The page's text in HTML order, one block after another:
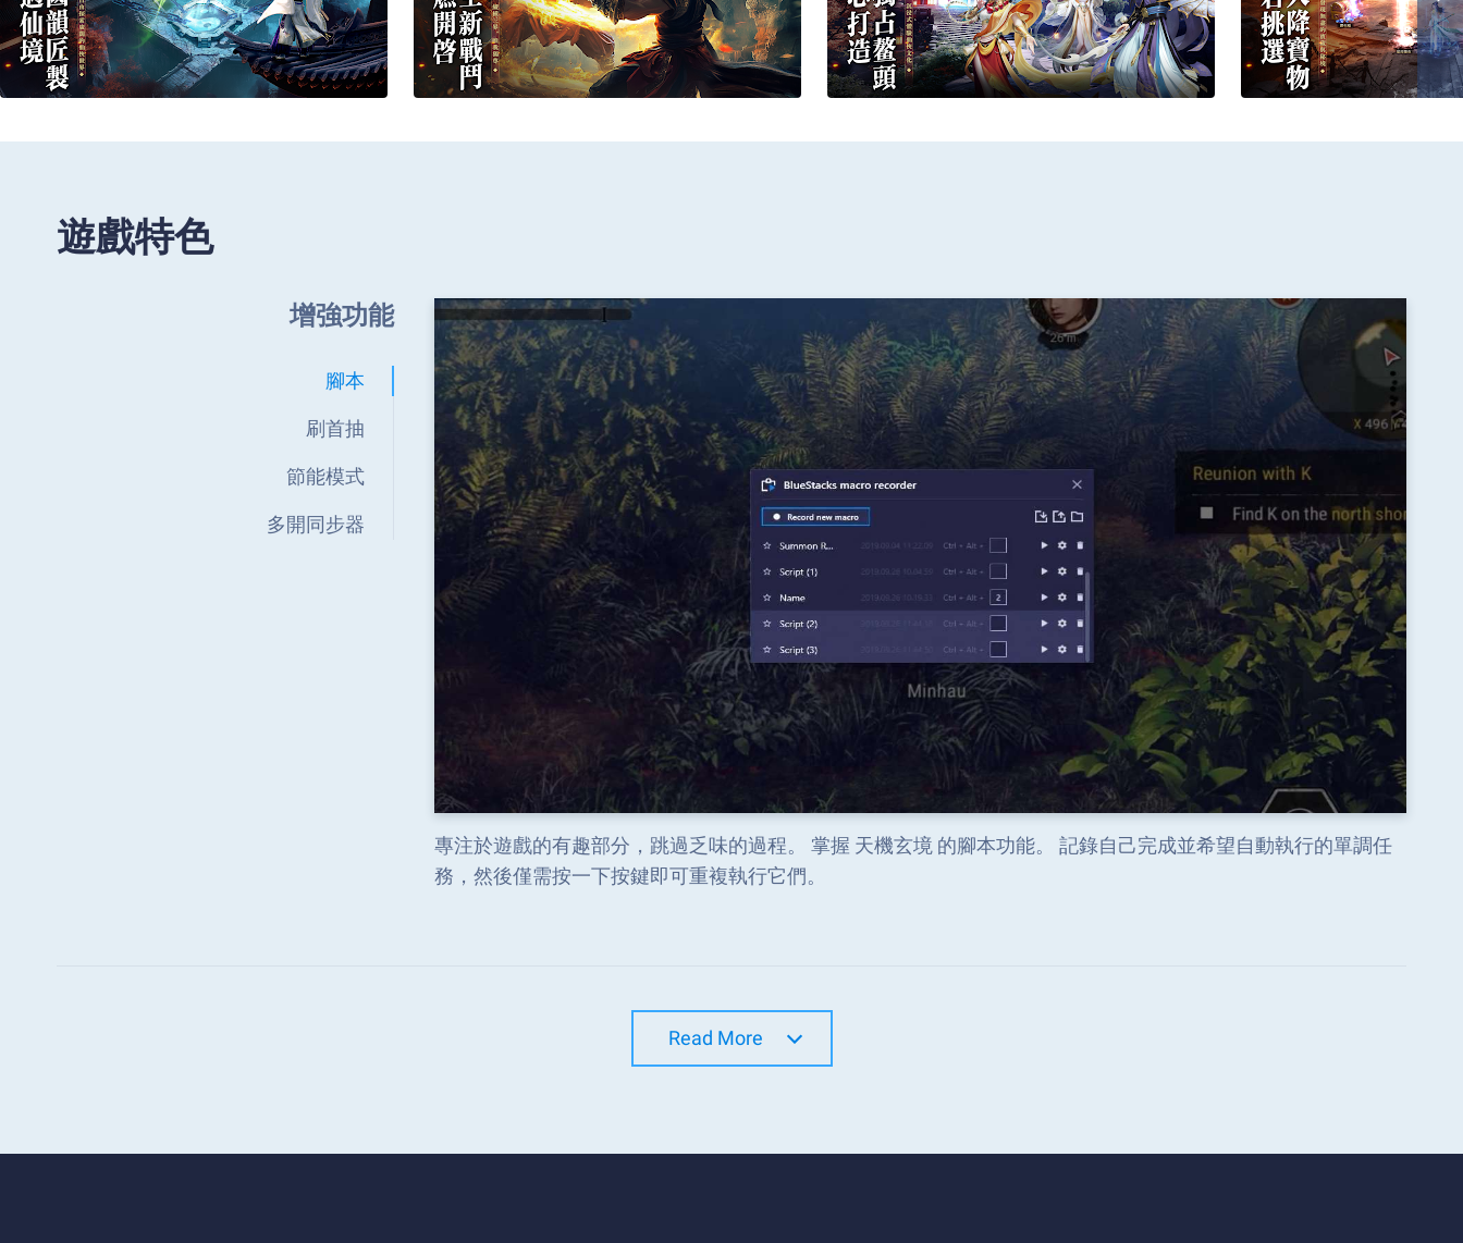
遊戲特色
增強功能
腳本
刷首抽
節能模式
多開同步器
專注於遊戲的有趣部分，跳過乏味的過程。 掌握 天機玄境 的腳本功能。 記錄自己完成並希望自動執行的單調任
務，然後僅需按一下按鍵即可重複執行它們。
Read More